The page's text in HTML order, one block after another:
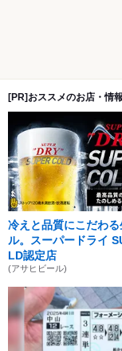
[PR]おススメのお店・情報
冷えと品質にこだわ
ル。スーパードライ
LD認定店
(アサヒビール)